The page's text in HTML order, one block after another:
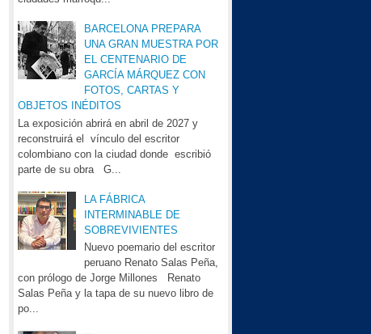
BARCELONA PREPARA
UNA GRAN MUESTRA POR
EL CENTENARIO DE
GARCÍA MÁRQUEZ CON
FOTOS, CARTAS Y
OBJETOS INÉDITOS
La exposición abrirá en abril de 2027 y
reconstruirá el vínculo del escritor
colombiano con la ciudad donde escribió
parte de su obra G...
LA FÁBRICA
INTERMINABLE DE
SOBREVIVIENTES
Nuevo poemario del escritor
peruano Renato Salas Peña,
con prólogo de Jorge Millones Renato
Salas Peña y la tapa de su nuevo libro de
po...